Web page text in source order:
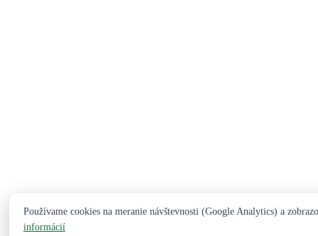
Používame cookies na meranie návštevnosti (Google Analytics) a
informácií